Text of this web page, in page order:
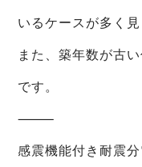
いるケースが多く見
また、築年数が古
です。
⸻
感震機能付き耐震